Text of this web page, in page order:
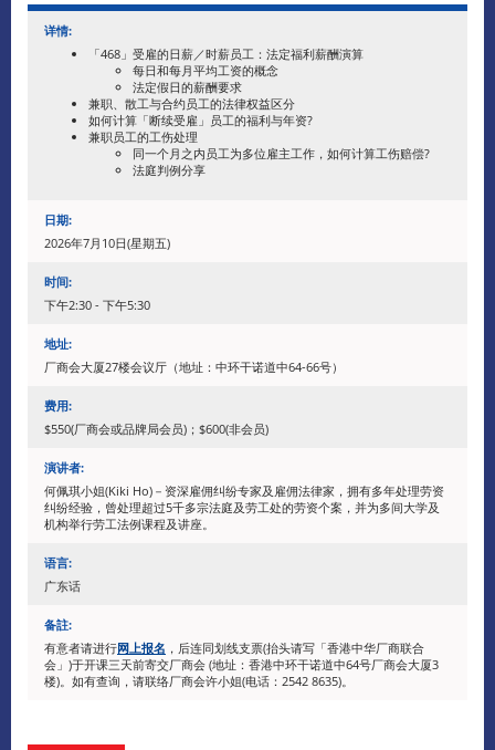
详情:
「468」受雇的日薪／时薪员工：法定福利薪酬演算
每日和每月平均工资的概念
法定假日的薪酬要求
兼职、散工与合约员工的法律权益区分
如何计算「断续受雇」员工的福利与年资?
兼职员工的工伤处理
同一个月之内员工为多位雇主工作，如何计算工伤赔偿?
法庭判例分享
日期:
2026年7月10日(星期五)
时间:
下午2:30 - 下午5:30
地址:
厂商会大厦27楼会议厅（地址：中环干诺道中64-66号）
费用:
$550(厂商会或品牌局会员)；$600(非会员)
演讲者:
何佩琪小姐(Kiki Ho)－资深雇佣纠纷专家及雇佣法律家，拥有多年处理劳资
纠纷经验，曾处理超过5千多宗法庭及劳工处的劳资个案，并为多间大学及
机构举行劳工法例课程及讲座。
语言:
广东话
备註:
有意者请进行网上报名 ，后连同划线支票(抬头请写「香港中华厂商联合
会」)于开课三天前寄交厂商会 (地址：香港中环干诺道中64号厂商会大厦3
楼)。如有查询，请联络厂商会许小姐(电话：2542 8635)。